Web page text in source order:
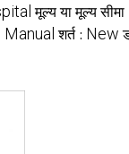
मूल्य या मूल्य सीमा
Manual शर्त : New